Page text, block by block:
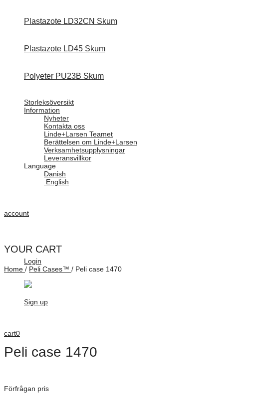
Plastazote LD32CN Skum
Plastazote LD45 Skum
Polyeter PU23B Skum
Storleksöversikt
Information
Nyheter
Kontakta oss
Linde+Larsen Teamet
Berättelsen om Linde+Larsen
Verksamhetsupplysningar
Leveransvillkor
Language
Danish
English
account
Login
Sign up
cart0
YOUR CART
Home / Peli Cases™ / Peli case 1470
Peli case 1470
Förfrågan pris